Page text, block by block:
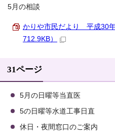
5月の相談
かりや市民だより 平成30
712.9KB）
31ページ
5月の日曜等当直医
5の日曜等水道工事日直
休日・夜間窓口のご案内